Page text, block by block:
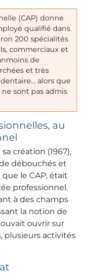
(CAP) donne
qualifié dans
200 spécialités
commerciaux et
de
et très
alors que
sont pas admis
au
création (1967),
débouchés et
que le CAP, était
professionnel.
à des champs
la notion de
ouvrir sur
plusieurs activités